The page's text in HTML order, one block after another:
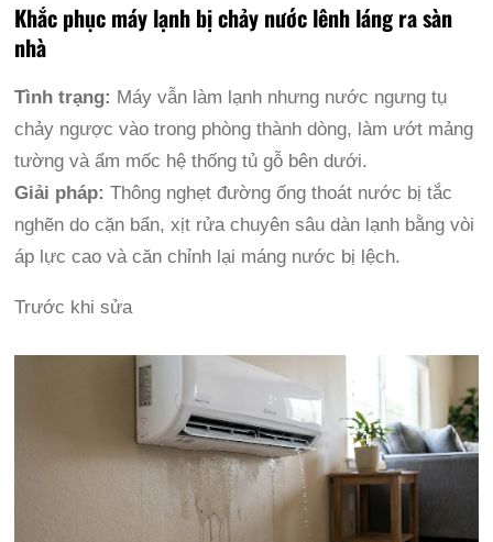
Khắc phục máy lạnh bị chảy nước lênh láng ra sàn
nhà
Tình trạng: Máy vẫn làm lạnh nhưng nước ngưng tụ
chảy ngược vào trong phòng thành dòng, làm ướt mảng
tường và ẩm mốc hệ thống tủ gỗ bên dưới.
Giải pháp: Thông nghẹt đường ống thoát nước bị tắc
nghẽn do cặn bẩn, xịt rửa chuyên sâu dàn lạnh bằng vòi
áp lực cao và căn chỉnh lại máng nước bị lệch.
Trước khi sửa